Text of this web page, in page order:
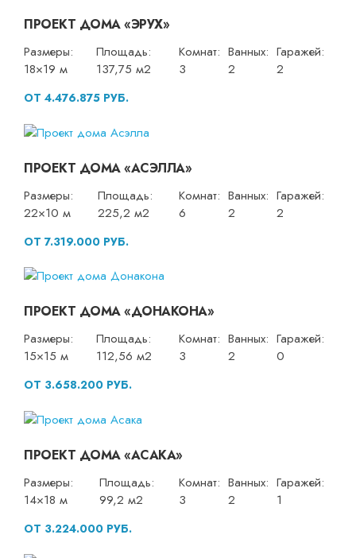
ПРОЕКТ ДОМА «ЭРУХ»
Размеры:
18×19 м
Площадь:
137,75 м2
Комнат:
3
Ванных:
2
Гаражей:
2
ОТ 4.476.875 РУБ.
ПРОЕКТ ДОМА «АСЭЛЛА»
Размеры:
22×10 м
Площадь:
225,2 м2
Комнат:
6
Ванных:
2
Гаражей:
2
ОТ 7.319.000 РУБ.
ПРОЕКТ ДОМА «ДОНАКОНА»
Размеры:
15×15 м
Площадь:
112,56 м2
Комнат:
3
Ванных:
2
Гаражей:
0
ОТ 3.658.200 РУБ.
ПРОЕКТ ДОМА «АСАКА»
Размеры:
14×18 м
Площадь:
99,2 м2
Комнат:
3
Ванных:
2
Гаражей:
1
ОТ 3.224.000 РУБ.